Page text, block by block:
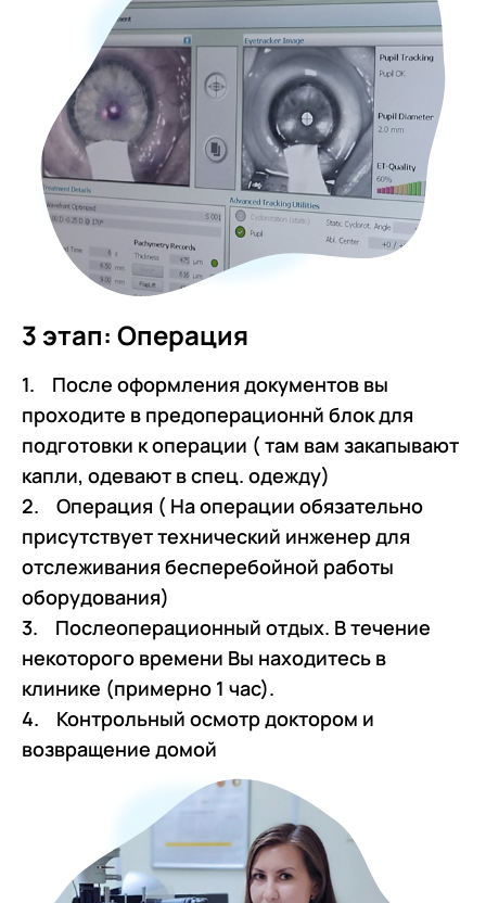
3 этап: Операция
1. После оформления документов вы
проходите в предоперационнй блок для
подготовки к операции ( там вам закапывают
капли, одевают в спец. одежду)
2. Операция ( На операции обязательно
присутствует технический инженер для
отслеживания бесперебойной работы
оборудования)
3. Послеоперационный отдых. В течение
некоторого времени Вы находитесь в
клинике (примерно 1 час).
4. Контрольный осмотр доктором и
возвращение домой